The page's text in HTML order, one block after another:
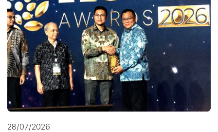
28/07/2026